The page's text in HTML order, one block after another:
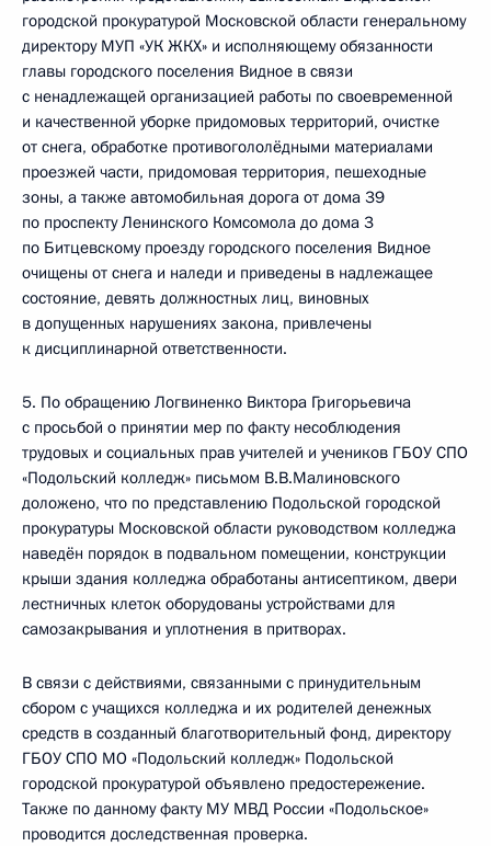
городской прокуратурой Московской области генеральному
директору МУП «УК ЖКХ» и исполняющему обязанности
главы городского поселения Видное в связи
с ненадлежащей организацией работы по своевременной
и качественной уборке придомовых территорий, очистке
от снега, обработке противогололёдными материалами
проезжей части, придомовая территория, пешеходные
зоны, а также автомобильная дорога от дома 39
по проспекту Ленинского Комсомола до дома 3
по Битцевскому проезду городского поселения Видное
очищены от снега и наледи и приведены в надлежащее
состояние, девять должностных лиц, виновных
в допущенных нарушениях закона, привлечены
к дисциплинарной ответственности.
5. По обращению Логвиненко Виктора Григорьевича
с просьбой о принятии мер по факту несоблюдения
трудовых и социальных прав учителей и учеников ГБОУ СПО
«Подольский колледж» письмом В.В.Малиновского
доложено, что по представлению Подольской городской
прокуратуры Московской области руководством колледжа
наведён порядок в подвальном помещении, конструкции
крыши здания колледжа обработаны антисептиком, двери
лестничных клеток оборудованы устройствами для
самозакрывания и уплотнения в притворах.
В связи с действиями, связанными с принудительным
сбором с учащихся колледжа и их родителей денежных
средств в созданный благотворительный фонд, директору
ГБОУ СПО МО «Подольский колледж» Подольской
городской прокуратурой объявлено предостережение.
Также по данному факту МУ МВД России «Подольское»
проводится доследственная проверка.